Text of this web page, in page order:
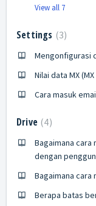
View all 7
Settings 3
Mengonfigurasi
Nilai data MX
Cara masuk
Drive 4
Bagaimana
dengan
Bagaimana cara
Berapa batas